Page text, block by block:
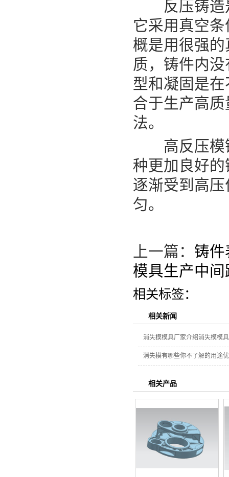
反压铸造是
它采用真空
概是用很强
质，铸件内
型和凝固是
合于生产高
法。
高反压模铸
种更加良好
逐渐受到高
匀。
上一篇： 铸件
模具生产中
相关标签：
相关新闻
消失模模具厂家介绍消失模模
消失模有哪些你不了解的用途
相关产品